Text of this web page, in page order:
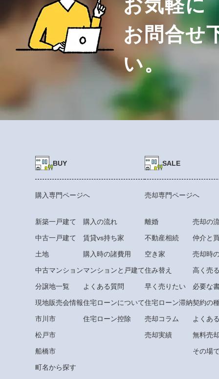
お気軽に
お問合せ
い。
BUY
購入専門ページへ
新築一戸建て
中古一戸建て
土地
中古マンション
分譲地一覧
現地販売会情報
市川市
松戸市
船橋市
町名から探す
購入の流れ
賃貸vs持ち家
購入時の諸費用
マンションと戸建て
よくある質問
住宅ローンについて
住宅ローン控除
SALE
売却専門ページへ
離婚
不動産相続
空き家
住み替え
早く売りたい
住宅ローン滞納
売却コラム
売却実績
売却の
仲介と
売却時
高く売
必要な
契約の
よくあ
無料売
その場